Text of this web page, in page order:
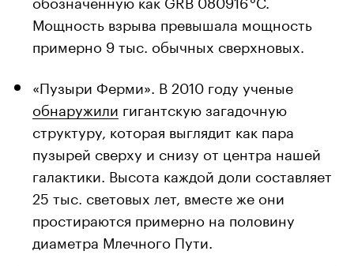
Мощность взрыва превышала мощность
примерно 9 тыс. обычных сверхновых.
«Пузыри Ферми». В 2010 году ученые
обнаружили гигантскую загадочную
структуру, которая выглядит как пара
пузырей сверху и снизу от центра нашей
галактики. Высота каждой доли составляет
25 тыс. световых лет, вместе же они
простираются примерно на половину
диаметра Млечного Пути.